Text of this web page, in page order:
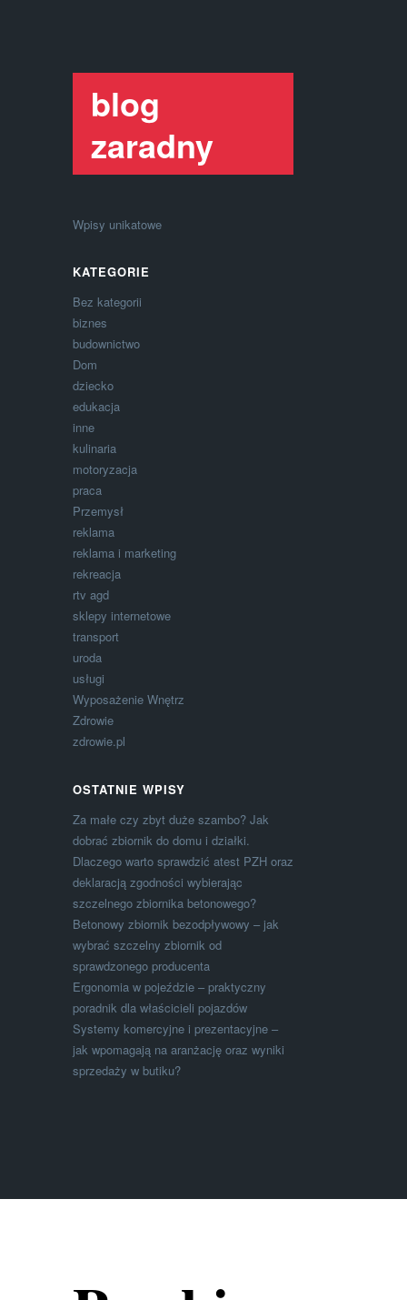
blog
zaradny
Wpisy unikatowe
KATEGORIE
Bez kategorii
biznes
budownictwo
Dom
dziecko
edukacja
inne
kulinaria
motoryzacja
praca
Przemysł
reklama
reklama i marketing
rekreacja
rtv agd
sklepy internetowe
transport
uroda
usługi
Wyposażenie Wnętrz
Zdrowie
zdrowie.pl
OSTATNIE WPISY
Za małe czy zbyt duże szambo? Jak
dobrać zbiornik do domu i działki.
Dlaczego warto sprawdzić atest PZH oraz
deklaracją zgodności wybierając
szczelnego zbiornika betonowego?
Betonowy zbiornik bezodpływowy – jak
wybrać szczelny zbiornik od
sprawdzonego producenta
Ergonomia w pojeździe – praktyczny
poradnik dla właścicieli pojazdów
Systemy komercyjne i prezentacyjne –
jak wpomagają na aranżację oraz wyniki
sprzedaży w butiku?